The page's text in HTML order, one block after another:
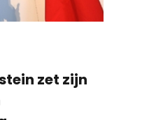
zet zijn